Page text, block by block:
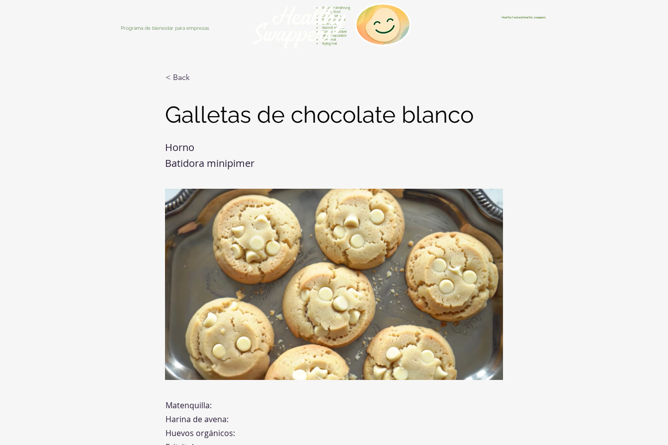
Programa de bienestar para empresas
Gesunde Ernährung
Healthy food
Comida sana
Nourriture saine
Cibo sano
Gezond voedsel
Comida saudável
Menjar saludable
Sunn mat
Nyttig mat
Healthy food and healthy swappers
< Back
Galletas de chocolate blanco
Horno
Batidora minipimer
Matenquilla:
Harina de avena:
Huevos orgánicos: